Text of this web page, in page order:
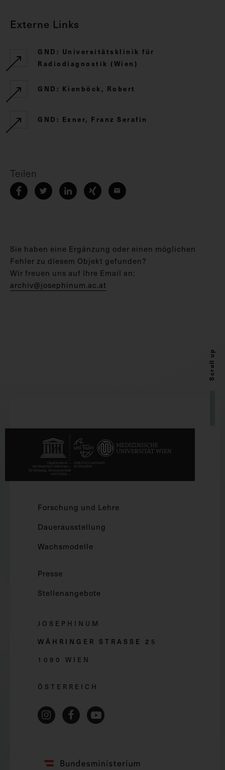
Externe Links
GND: Universitätsklinik für
Radiodiagnostik (Wien)
GND: Kienböck, Robert
GND: Exner, Franz Serafin
Teilen
Sie haben eine Ergänzung oder einen möglichen
Fehler zu diesem Objekt gefunden?
Wir freuen uns auf Ihre Email an:
archiv@josephinum.ac.at
Scroll up
Forschung und Lehre
Dauerausstellung
Wachsmodelle
Presse
Stellenangebote
JOSEPHINUM
WÄHRINGER STRASSE 2 5
1090 WIEN
ÖSTERREICH